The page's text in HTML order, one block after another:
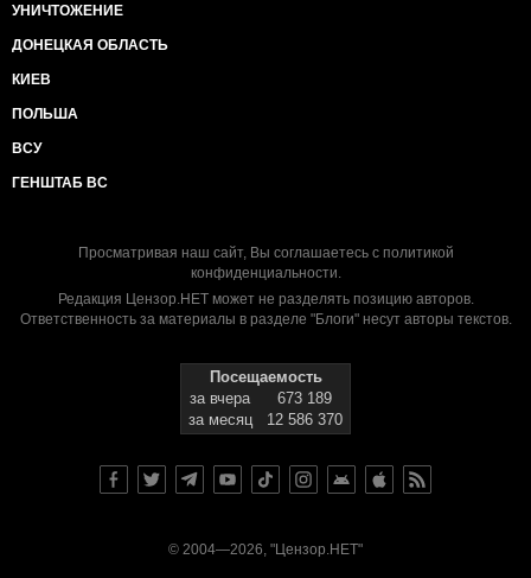
УНИЧТОЖЕНИЕ
ДОНЕЦКАЯ ОБЛАСТЬ
КИЕВ
ПОЛЬША
ВСУ
ГЕНШТАБ ВС
Просматривая наш сайт, Вы соглашаетесь с политикой
конфиденциальности.
Редакция Цензор.НЕТ может не разделять позицию авторов.
Ответственность за материалы в разделе "Блоги" несут авторы текстов.
Посещаемость
за вчера
673 189
за месяц
12 586 370
© 2004—2026, "Цензор.НЕТ"